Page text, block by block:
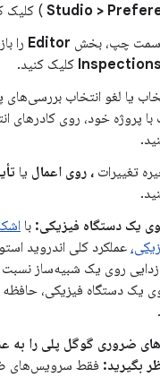
Studio > ) کلیک
سمت چپ، بخش Editor را
Inspections کلیک کنید.
یا لغو انتخاب بررسی‌های
پروژه خود، روی کادرهای
تغییرات ، روی اعمال یا
یک دستگاه فیزیکی: با
عملکرد کلی اندروید
روی یک شبیه‌ساز نسبت
یک دستگاه فیزیکی،
ضروری گوگل پلی را به
بگیرید: فقط سرویس‌های